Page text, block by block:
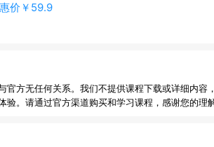
价￥ 59.9
官方无任何关系。我们不提供课程下载或详细内
验。请通过官方渠道购买和学习课程，感谢您的理